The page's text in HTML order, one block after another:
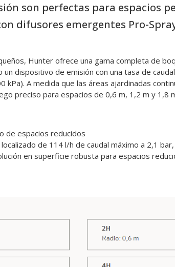
son perfectas para espacios
difusores emergentes Pro-
Hunter ofrece una gama completa de
dispositivo de emisión con una tasa de
kPa). A medida que las áreas ajardinadas
preciso para espacios de 0,6 m, 1,2 m y
de espacios reducidos
de 114 l/h de caudal máximo a 2,1
en superficie robusta para espacios